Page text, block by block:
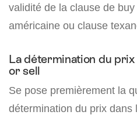
validité de la clause de
américaine ou clause
La détermination du prix
or sell
Se pose premièrement la
détermination du prix dans